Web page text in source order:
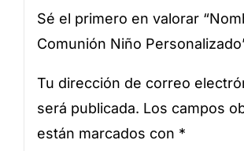
Sé el primero en valorar
Comunión Niño
Tu dirección de correo
será publicada. Los campos
están marcados con *